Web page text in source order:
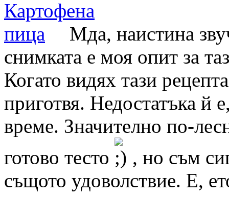
Мда, наистина
снимката е моя опит за
Когато видях тази
приготвя. Недостатъка й
време. Значително по-
готово тесто
, но съм
същото удоволствие. Е,